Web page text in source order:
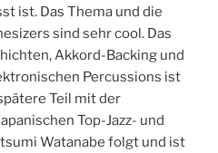
ist. Das Thema und die
sind sehr cool. Das
Akkord-Backing und
Percussions ist
Teil mit der
Top-Jazz- und
Watanabe folgt und ist